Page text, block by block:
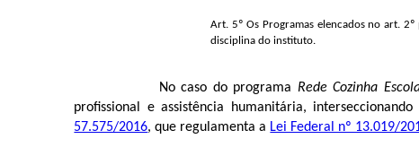
Art. 5º Os Programas elencados no art.
disciplina do instituto.
No caso do programa Rede Cozinha
profissional e assistência humanitária,
57.575/2016, que regulamenta a Lei Federal nº 13.019/